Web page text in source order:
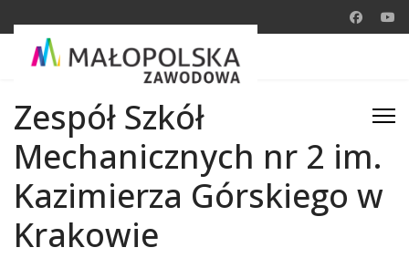
Zespół Szkół
Mechanicznych nr 2 im.
Kazimierza Górskiego w
Krakowie